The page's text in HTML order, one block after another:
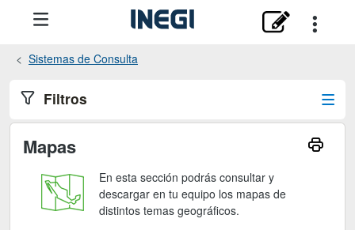
Sistemas de Consulta
Filtros
Mapas
En esta sección podrás consultar y
descargar en tu equipo los mapas de
distintos temas geográficos.